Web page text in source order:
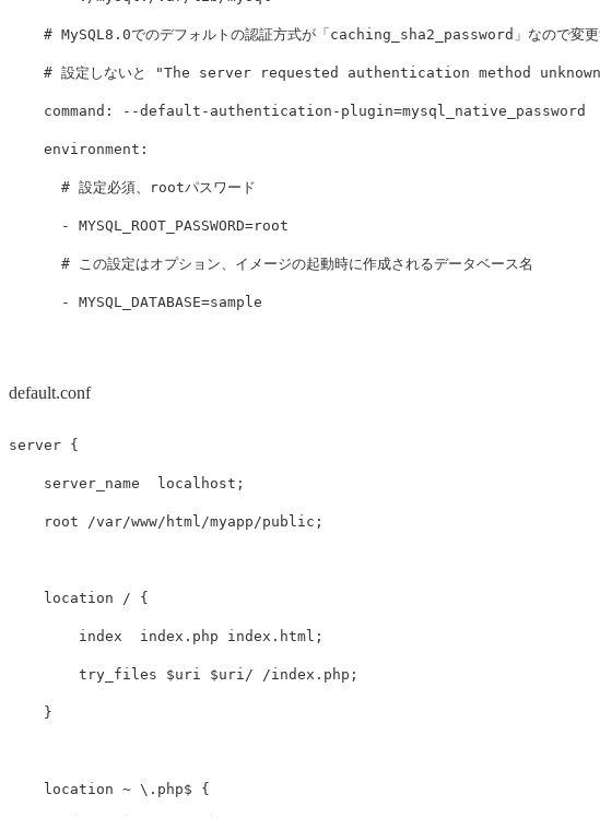
# MySQL8.0でのデフォルトの認証方式が「caching_sha2_password」なので変更
# 設定しないと "The server requested authentication method
command : --default-authentication-plugin=mysql_native_password
environment :
# 設定必須、rootパスワード
- MYSQL_ROOT_PASSWORD=root
# この設定はオプション、イメージの起動時に作成されるデータベース名
- MYSQL_DATABASE=sample
default.conf
server {
server_name localhost ;
root /var/www/html/myapp/public ;
location / {
index index.php index.html ;
try_files $uri $uri/ /index.php ;
}
location ~ \.php$ {